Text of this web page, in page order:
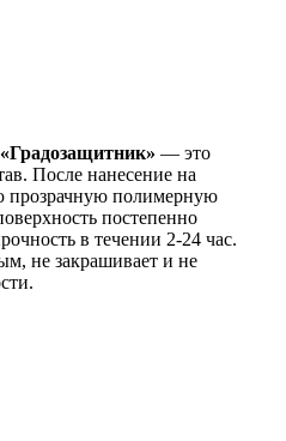
— это
После нанесение на
прозрачную полимерную
постепенно
в течении 2-24 час.
не закрашивает и не